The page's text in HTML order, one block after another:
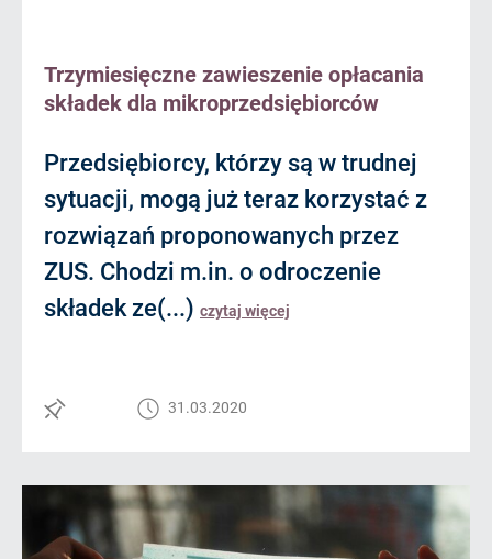
Trzymiesięczne zawieszenie opłacania
składek dla mikroprzedsiębiorców
Przedsiębiorcy, którzy są w trudnej
sytuacji, mogą już teraz korzystać z
rozwiązań proponowanych przez
ZUS. Chodzi m.in. o odroczenie
składek ze(...) czytaj więcej
31.03.2020